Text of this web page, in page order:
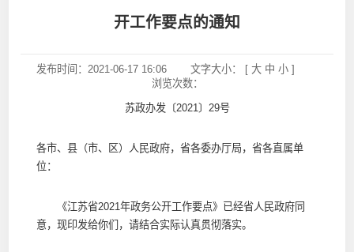
开工作要点的通知
发布时间： 2021-06-17 16:06 文字大小： [ 大 中 小]
浏览次数：
苏政办发〔2021〕29号
各市、县（市、区）人民政府，省各委办厅局，省各直属单
位：
《江苏省2021年政务公开工作要点》已经省人民政府同
意，现印发给你们，请结合实际认真贯彻落实。